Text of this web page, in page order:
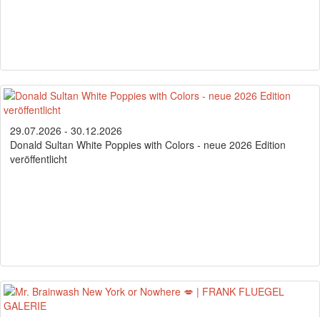
29.07.2026 - 30.12.2026
Donald Sultan White Poppies with Colors - neue 2026 Edition
veröffentlicht